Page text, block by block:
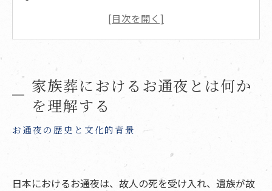
家族葬におけるお通夜の実際の流れ
通夜式当日の動きと注意点
お通夜で必要な準備と物品
供花やお供物の手配方法
ー
香典の受け取りと返礼品の対応
まとめ
家族葬におけるお通夜とは何か
を理解する
お通夜の歴史と文化的背景
日本におけるお通夜は、故人の死を受け入れ、遺族が故